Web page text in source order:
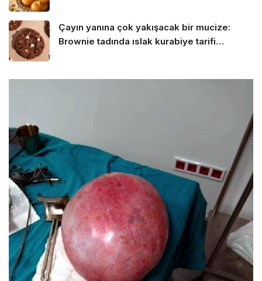
Çayın yanına çok yakışacak bir mucize:
Brownie tadında ıslak kurabiye tarifi…